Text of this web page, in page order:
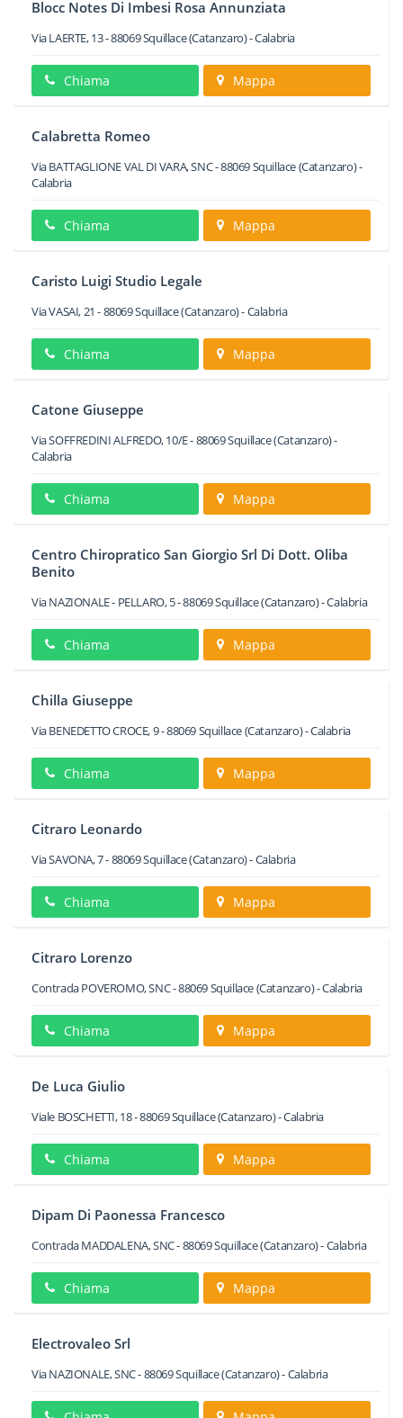
Blocc Notes Di Imbesi Rosa Annunziata
Via LAERTE, 13-88069Squillace(Catanzaro) -Calabria
Chiama Mappa
Calabretta Romeo
Via BATTAGLIONE VAL DI VARA, SNC-88069Squillace(Catanzaro) -
Calabria
Chiama Mappa
Caristo Luigi Studio Legale
Via VASAI, 21 -88069Squillace(Catanzaro) -Calabria
Chiama Mappa
Catone Giuseppe
Via SOFFREDINI ALFREDO, 10/E-88069Squillace(Catanzaro) -
Calabria
Chiama Mappa
Centro Chiropratico San Giorgio Srl Di Dott. Oliba
Benito
Via NAZIONALE - PELLARO, 5-88069Squillace(Catanzaro) -Calabria
Chiama Mappa
Chilla Giuseppe
Via BENEDETTO CROCE, 9-88069Squillace(Catanzaro) -Calabria
Chiama Mappa
Citraro Leonardo
Via SAVONA, 7-88069Squillace(Catanzaro) -Calabria
Chiama Mappa
Citraro Lorenzo
Contrada POVEROMO, SNC-88069Squillace(Catanzaro) -Calabria
Chiama Mappa
De Luca Giulio
Viale BOSCHETTI, 18-88069Squillace(Catanzaro) -Calabria
Chiama Mappa
Dipam Di Paonessa Francesco
Contrada MADDALENA, SNC-88069Squillace(Catanzaro) -Calabria
Chiama Mappa
Electrovaleo Srl
Via NAZIONALE, SNC-88069Squillace(Catanzaro) -Calabria